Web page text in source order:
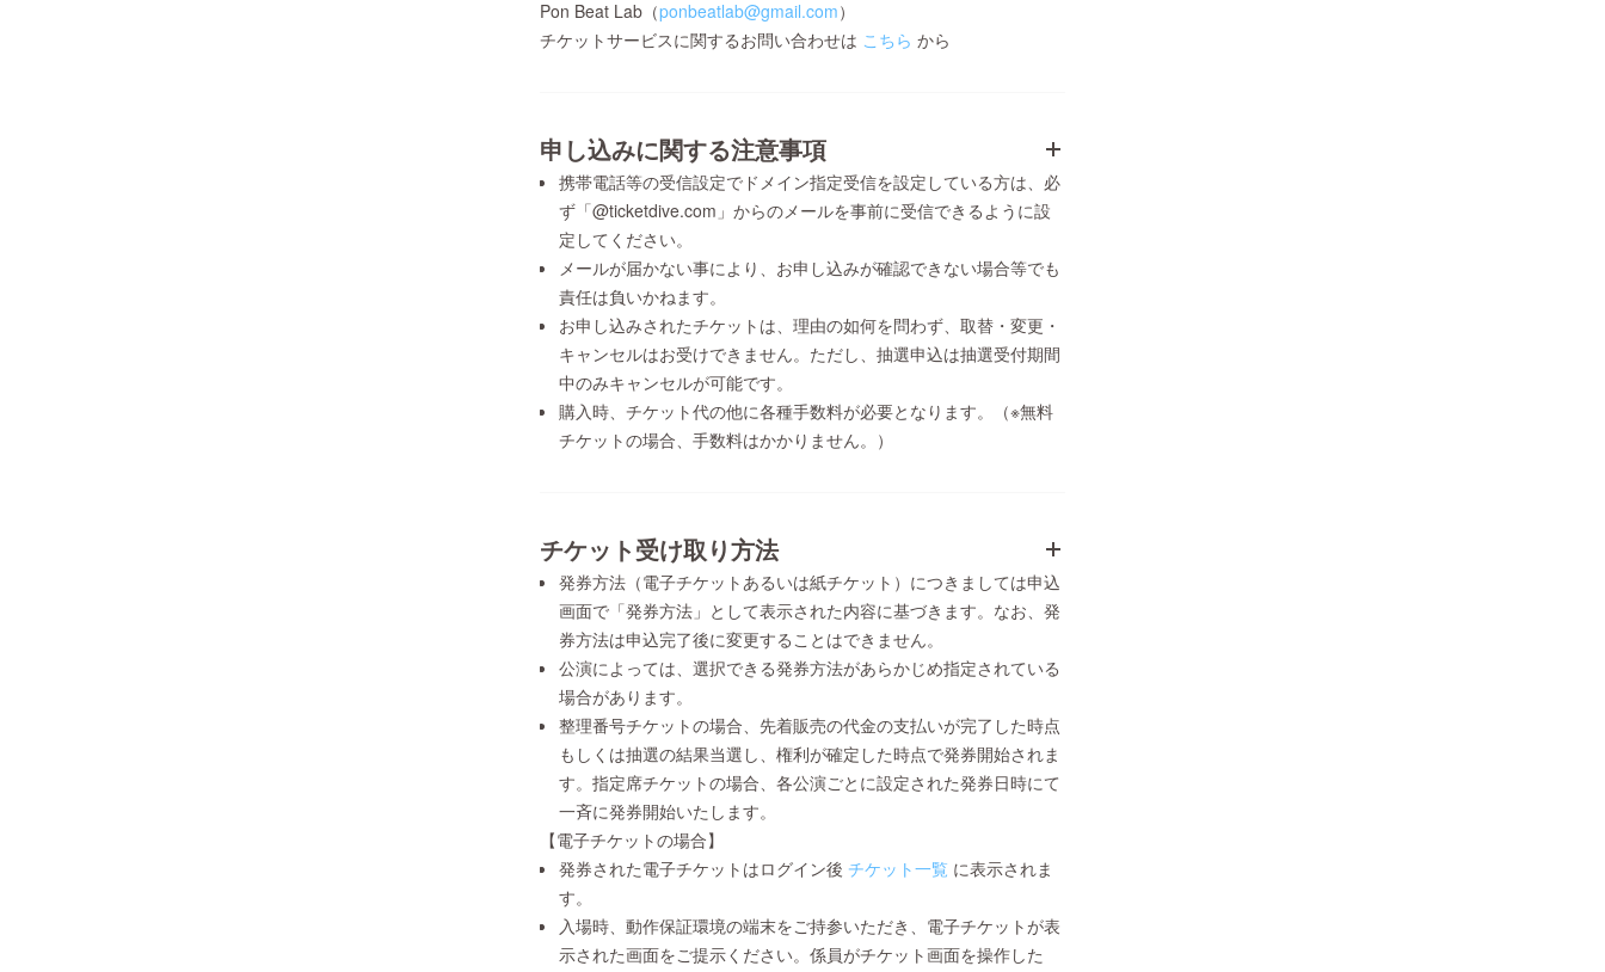
Pon Beat Lab（ponbeatlab@gmail.com）
チケットサービスに関するお問い合わせは こちら から
申し込みに関する注意事項
携帯電話等の受信設定でドメイン指定受信を設定している方は、必
ず「@ticketdive.com」からのメールを事前に受信できるように設
定してください。
メールが届かない事により、お申し込みが確認できない場合等でも
責任は負いかねます。
お申し込みされたチケットは、理由の如何を問わず、取替・変更・
キャンセルはお受けできません。ただし、抽選申込は抽選受付期間
中のみキャンセルが可能です。
購入時、チケット代の他に各種手数料が必要となります。（※無料
チケットの場合、手数料はかかりません。）
チケット受け取り方法
発券方法（電子チケットあるいは紙チケット）につきましては申込
画面で「発券方法」として表示された内容に基づきます。なお、発
券方法は申込完了後に変更することはできません。
公演によっては、選択できる発券方法があらかじめ指定されている
場合があります。
整理番号チケットの場合、先着販売の代金の支払いが完了した時点
もしくは抽選の結果当選し、権利が確定した時点で発券開始されま
す。指定席チケットの場合、各公演ごとに設定された発券日時にて
一斉に発券開始いたします。
【電子チケットの場合】
発券された電子チケットはログイン後 チケット一覧 に表示されま
す。
入場時、動作保証環境の端末をご持参いただき、電子チケットが表
示された画面をご提示ください。係員がチケット画面を操作した